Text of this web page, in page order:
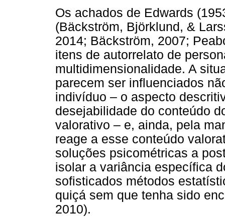
Os achados de Edwards
(Bäckström, Björklund, &
2014; Bäckström, 2007;
itens de autorrelato de
multidimensionalidade. A
parecem ser influenciados
indivíduo – o aspecto
desejabilidade do conteúdo
valorativo – e, ainda, pela
reage a esse conteúdo
soluções psicométricas a
isolar a variância específica
sofisticados métodos
quiçá sem que tenha sido
2010).